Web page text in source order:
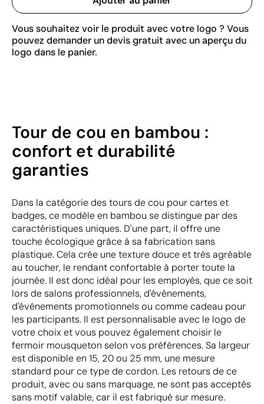
Vous souhaitez voir le produit avec votre logo ? Vous
pouvez demander un devis gratuit avec un aperçu du
logo dans le panier.
Tour de cou en bambou :
confort et durabilité
garanties
Dans la catégorie des tours de cou pour cartes et
badges, ce modèle en bambou se distingue par des
caractéristiques uniques. D'une part, il offre une
touche écologique grâce à sa fabrication sans
plastique. Cela crée une texture douce et très agréable
au toucher, le rendant confortable à porter toute la
journée. Il est donc idéal pour les employés, que ce soit
lors de salons professionnels, d'événements,
d'événements promotionnels ou comme cadeau pour
les participants. Il est personnalisable avec le logo de
votre choix et vous pouvez également choisir le
fermoir mousqueton selon vos préférences. Sa largeur
est disponible en 15, 20 ou 25 mm, une mesure
standard pour ce type de cordon. Les retours de ce
produit, avec ou sans marquage, ne sont pas acceptés
sans motif valable, car il est fabriqué sur mesure.